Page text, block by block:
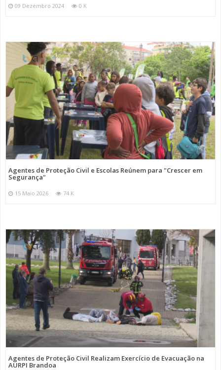
09 Dezembro 2024 0 K
Agentes de Proteção Civil e Escolas Reúnem para "Crescer em
Segurança"
15 Maio 2026 74 K
Agentes de Proteção Civil Realizam Exercício de Evacuação na
AURPI Brandoa